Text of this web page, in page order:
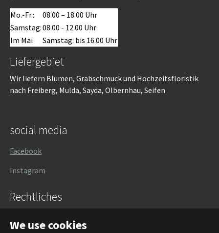
We use cookies
Mo.-Fr.:
08.00 – 18.00 Uhr
Samstag:08.00 - 12.00 Uhr
Im Mai
Samstag: bis 16.00 Uhr
Liefergebiet
Wir liefern Blumen, Grabschmuck und Hochzeitsfloristik
nach Freiberg, Mulda, Sayda, Olbernhau, Seifen
social media
Facebook
Instagram
Rechtliches
Datenschutzerklärung